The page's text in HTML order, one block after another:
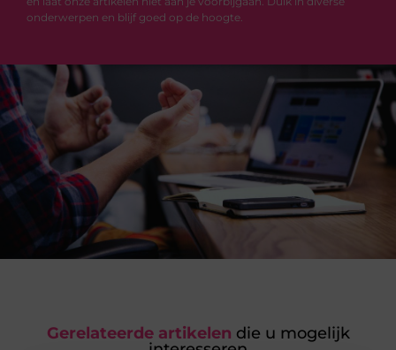
onderwerpen en blijf goed op de hoogte.
Gerelateerde artikelen die u mogelijk